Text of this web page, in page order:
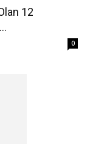
12
0